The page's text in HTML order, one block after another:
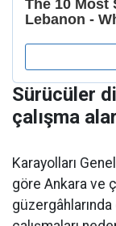
Sürücüler
çalışma
Karayolları
göre Ankara ve
güzergâhlarında